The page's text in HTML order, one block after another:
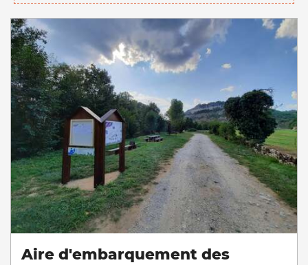
Aire d'embarquement des